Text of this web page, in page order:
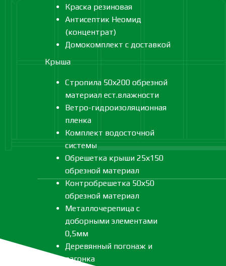
Краска резиновая
Антисептик Неомид
(концентрат)
Домокомплект с доставкой
Крыша
Стропила 50х200 обрезной
материал ест.влажности
Ветро-гидроизоляционная
пленка
Комплект водосточной
системы
Обрешетка крыши 25х150
обрезной материал
Контробрешетка 50х50
обрезной материал
Металлочерепица с
доборными элементами
0,5мм
Деревянный погонаж и
вагонка